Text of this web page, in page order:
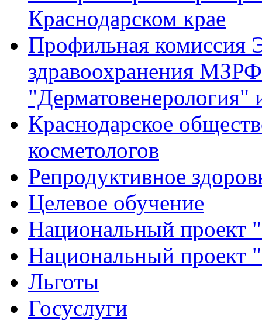
Краснодарском крае
Профильная комиссия
здравоохранения
"Дерматовенерология"
Краснодарское
косметологов
Репродуктивное
Целевое обучение
Национальный проект
Национальный проект
Льготы
Госуслуги